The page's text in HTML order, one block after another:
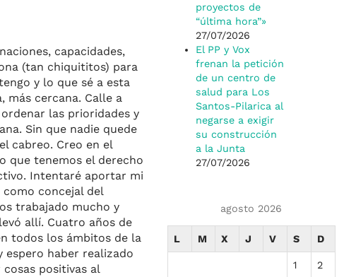
capacidades,
(tan chiquititos) para
y lo que sé a esta
más cercana. Calle a
las prioridades y
Sin que nadie quede
cabreo. Creo en el
que tenemos el derecho
Intentaré aportar mi
concejal del
trabajado mucho y
allí. Cuatro años de
todos los ámbitos de la
espero haber realizado
positivas al
proyectos de
“última hora”»
27/07/2026
El PP y Vox
frenan la petición
de un centro de
salud para Los
Santos-Pilarica al
negarse a exigir
su construcción
a la Junta
27/07/2026
agosto 2026
L M X J V S D
1 2